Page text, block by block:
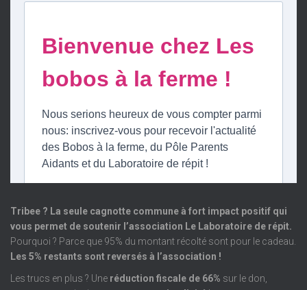
Tribee ? La seule cagnotte commune à fort impact positif qui
vous permet de soutenir l’association Le Laboratoire de répit.
Pourquoi ? Parce que 95% du montant récolté sont pour le cadeau.
Les 5% restants sont reversés à l’association !
Les trucs en plus ? Une réduction fiscale de 66% sur le don,